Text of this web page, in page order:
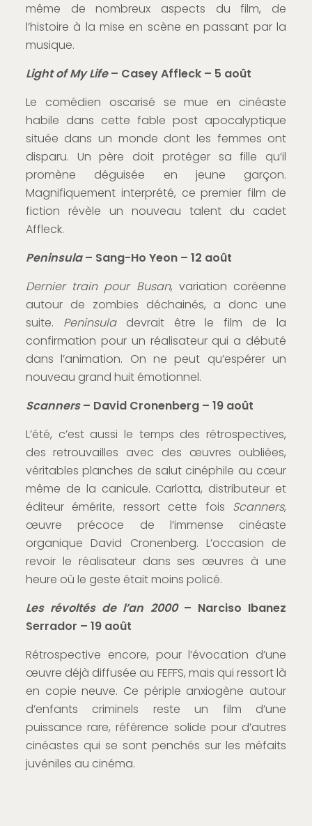
même de nombreux aspects du film, de
l’histoire à la mise en scène en passant par la
musique.
Light of My Life– Casey Affleck – 5 août
Le comédien oscarisé se mue en cinéaste
habile dans cette fable post apocalyptique
située dans un monde dont les femmes ont
disparu. Un père doit protéger sa fille qu’il
promène déguisée en jeune garçon.
Magnifiquement interprété, ce premier film de
fiction révèle un nouveau talent du cadet
Affleck.
Peninsula– Sang-Ho Yeon – 12 août
Dernier train pour Busan, variation coréenne
autour de zombies déchainés, a donc une
suite. Peninsuladevrait être le film de la
confirmation pour un réalisateur qui a débuté
dans l’animation. On ne peut qu’espérer un
nouveau grand huit émotionnel.
Scanners– David Cronenberg – 19 août
L’été, c’est aussi le temps des rétrospectives,
des retrouvailles avec des œuvres oubliées,
véritables planches de salut cinéphile au cœur
même de la canicule. Carlotta, distributeur et
éditeur émérite, ressort cette fois Scanners,
œuvre précoce de l’immense cinéaste
organique David Cronenberg. L’occasion de
revoir le réalisateur dans ses œuvres à une
heure où le geste était moins policé.
Les révoltés de l’an 2000– Narciso Ibanez
Serrador – 19 août
Rétrospective encore, pour l’évocation d’une
œuvre déjà diffusée au FEFFS, mais qui ressort là
en copie neuve. Ce périple anxiogène autour
d’enfants criminels reste un film d’une
puissance rare, référence solide pour d’autres
cinéastes qui se sont penchés sur les méfaits
juvéniles au cinéma.